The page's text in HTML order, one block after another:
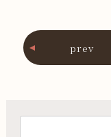
prev